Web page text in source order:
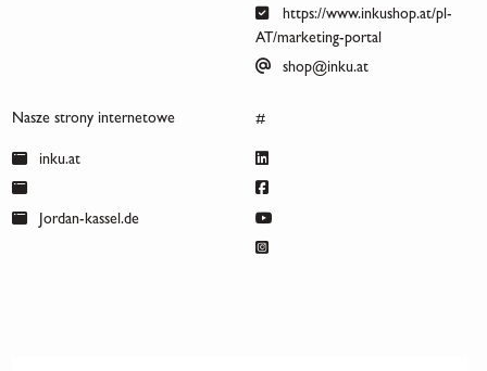
https://www.inkushop.at/pl-
AT/marketing-portal
shop@inku.at
Nasze strony internetowe
inku.at
Jordan-kassel.de
#